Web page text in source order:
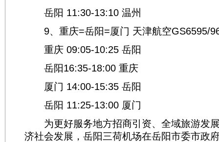
岳阳 11:30-13:10 温州
9、重庆=岳阳=厦门 天津航空GS6595/
重庆 09:05-10:25 岳阳
岳阳16:35-18:00 重庆
厦门 14:00-15:35 岳阳
岳阳 11:25-13:00 厦门
为更好服务地方招商引资、全域旅游发
济社会发展，岳阳三荷机场在岳阳市委市政